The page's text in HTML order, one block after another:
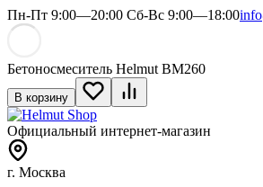
Пн-Пт 9:00—20:00 Сб-Вс 9:00—18:00
Бетоносмеситель Helmut BM260
В корзину
Официальный интернет-магазин
г. Москва